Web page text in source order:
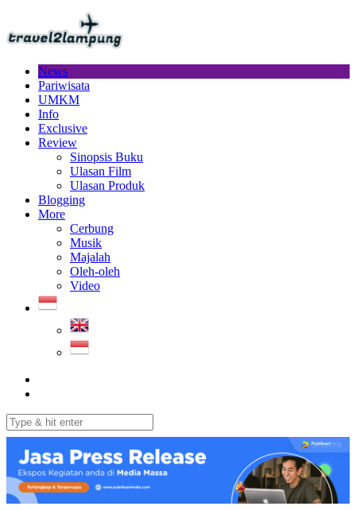
News
Pariwisata
UMKM
Info
Exclusive
Review
Sinopsis Buku
Ulasan Film
Ulasan Produk
Blogging
More
Cerbung
Musik
Majalah
Oleh-oleh
Video